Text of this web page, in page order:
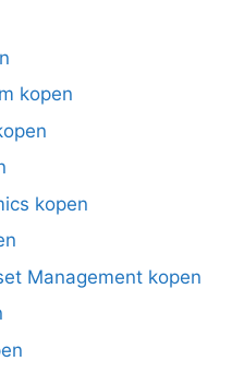
kopen
kopen
Management kopen